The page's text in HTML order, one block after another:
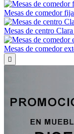
Mesas de comedor
Mesas de centro
Mesas de comedor
